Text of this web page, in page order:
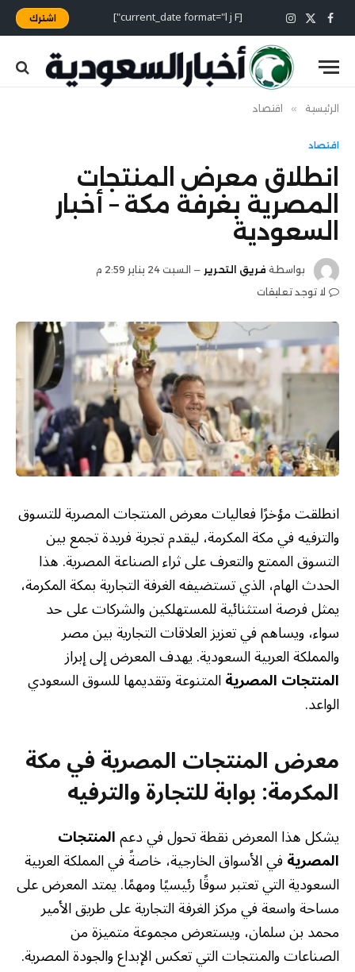
فيسبوك
X
(Twitter)
الانستغرام [current_date format="l j F"] اشترك
الرئيسية » اقتصاد
اقتصاد
انطلاق معرض المنتجات
المصرية بغرفة مكة – أخبار
السعودية
بواسطة فريق التحرير
السبت 24 يناير 2:59 م
لا توجد تعليقات
انطلقت مؤخرًا فعاليات معرض المنتجات المصرية للتسوق
والترفيه في مكة المكرمة، ليقدم تجربة فريدة تجمع بين
التسوق الممتع والتعرف على ثراء الصناعة المصرية. هذا
الحدث الهام، الذي تستضيفه الغرفة التجارية بمكة المكرمة،
يمثل فرصة استثنائية للمستهلكين والشركات على حد
سواء، ويساهم في تعزيز العلاقات التجارية بين مصر
والمملكة العربية السعودية. يهدف المعرض إلى إبراز
المنتجات المصريةالمتنوعة وتقديمها للسوق السعودي
الواعد.
معرض المنتجات المصرية في مكة
المكرمة: بوابة للتجارة والترفيه
يشكل هذا المعرض نقطة تحول في دعمالمنتجات
المصريةفي الأسواق الخارجية، خاصةً في المملكة العربية
السعودية التي تعتبر سوقًا رئيسيًا ومهمًا. يمتد المعرض على
مساحة واسعة في مركز الغرفة التجارية على طريق الأمير
محمد بن سلمان، ويستعرض مجموعة متميزة من
الصناعات والمنتجات التي تعكس الإبداع والجودة المصرية.